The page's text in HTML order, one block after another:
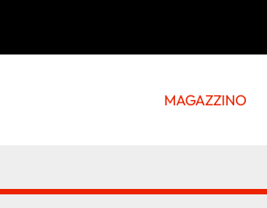
MAGAZZINO